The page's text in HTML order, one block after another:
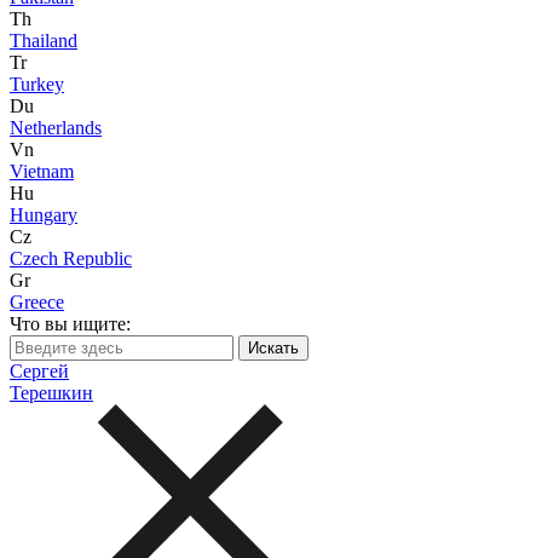
Th
Thailand
Tr
Turkey
Du
Netherlands
Vn
Vietnam
Hu
Hungary
Cz
Czech Republic
Gr
Greece
Что вы ищите:
Сергей
Терешкин